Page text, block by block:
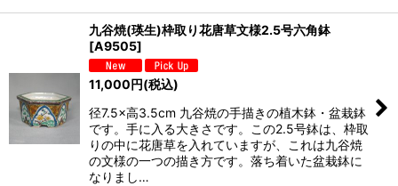
九谷焼(瑛生)枠取り花唐草文様2.5号六角鉢
[A9505]
11,000円(税込)
径7.5×高3.5cm 九谷焼の手描きの植木鉢・盆栽鉢
です。手に入る大きさです。この2.5号鉢は、枠取
りの中に花唐草を入れていますが、これは九谷焼
の文様の一つの描き方です。落ち着いた盆栽鉢に
なりまし…